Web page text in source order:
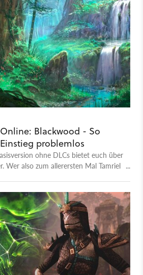
Blackwood - So
problemlos
ohne DLCs bietet euch über
Wer also zum allerersten Mal Tamriel